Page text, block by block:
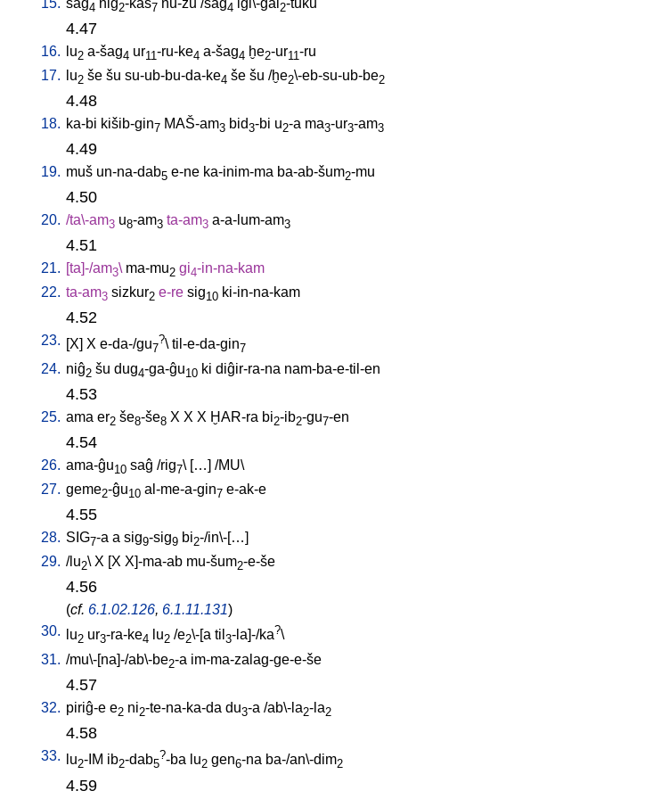
4 2 7 4 2
4.47
16. lu2 a-šag4 ur11 -ru-ke4 a-šag4 ḫe2-ur11 -ru
17.
lu2 še šu su-ub-bu-da-ke4 še šu /ḫe2\-eb-su-ub-be2
4.48
18. ka-bi kišib-gin7 MAŠ-am3 bid3-bi u2-a ma3-ur3-am3
4.49
19. muš un-na-dab5 e-ne ka-inim-ma ba-ab-šum2-mu
4.50
20. /ta\-am3 u8-am3 ta-am3 a-a-lum-am3
4.51
21. [ta]-/am3\ ma-mu2 gi4-in-na-kam
22. ta-am3 sizkur2 e-re sig10 ki-in-na-kam
4.52
23. [X] X e-da-/gu7
?\ til-e-da-gin7
24. niĝ2 šu dug4-ga-ĝu10 ki diĝir-ra-na nam-ba-e-til-en
4.53
25. ama er2 še8-še8 X X X ḪAR-ra bi2-ib2-gu7-en
4.54
26. ama-ĝu10 saĝ /rig7\ […] /MU\
27. geme2-ĝu10 al-me-a-gin7 e-ak-e
4.55
28. SIG7-a a sig9-sig9 bi2-/in\-[…]
29. /lu2\ X [X X]-ma-ab mu-šum2-e-še
4.56
(cf. 6.1.02.126, 6.1.11.131)
30.
lu2 ur3-ra-ke4 lu2 /e2\-[a til 3-la]-/ka?\
31. /mu\-[na]-/ab\-be2-a im-ma-zalag-ge-e-še
4.57
32. piriĝ-e e2 ni2-te-na-ka-da du3-a /ab\-la2-la2
4.58
33. lu2-IM ib2-dab5
?-ba lu2 gen6-na ba-/an\-dim2
4.59